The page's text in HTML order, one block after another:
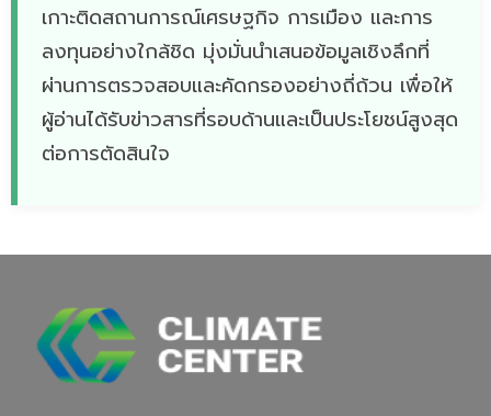
เกาะติดสถานการณ์เศรษฐกิจ การเมือง และการ
ลงทุนอย่างใกล้ชิด มุ่งมั่นนำเสนอข้อมูลเชิงลึกที่
ผ่านการตรวจสอบและคัดกรองอย่างถี่ถ้วน เพื่อให้
ผู้อ่านได้รับข่าวสารที่รอบด้านและเป็นประโยชน์สูงสุด
ต่อการตัดสินใจ